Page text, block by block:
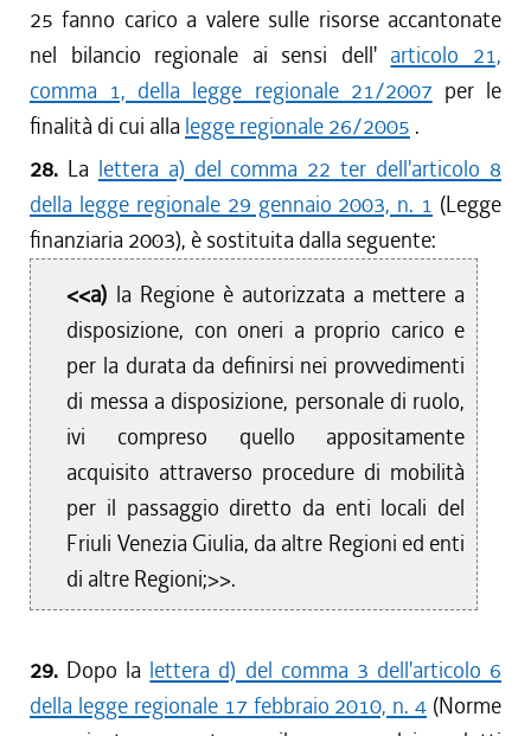
25 fanno carico a valere sulle risorse accantonate
nel bilancio regionale ai sensi dell' articolo 21,
comma 1, della legge regionale 21/2007 per le
finalità di cui alla legge regionale 26/2005 .
28. La lettera a) del comma 22 ter dell'articolo 8
della legge regionale 29 gennaio 2003, n. 1 (Legge
finanziaria 2003), è sostituita dalla seguente:
<<a) la Regione è autorizzata a mettere a
disposizione, con oneri a proprio carico e
per la durata da definirsi nei provvedimenti
di messa a disposizione, personale di ruolo,
ivi compreso quello appositamente
acquisito attraverso procedure di mobilità
per il passaggio diretto da enti locali del
Friuli Venezia Giulia, da altre Regioni ed enti
di altre Regioni;>>.
29. Dopo la lettera d) del comma 3 dell'articolo 6
della legge regionale 17 febbraio 2010, n. 4 (Norme